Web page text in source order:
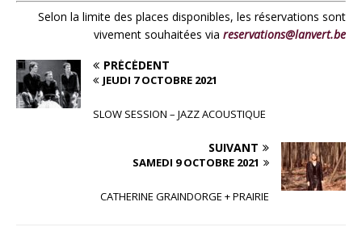
Selon la limite des places disponibles, les réservations sont
vivement souhaitées via reservations@lanvert.be
PRÉCÉDENT
JEUDI 7 OCTOBRE 2021
SLOW SESSION – JAZZ ACOUSTIQUE
SUIVANT
SAMEDI 9 OCTOBRE 2021
CATHERINE GRAINDORGE + PRAIRIE